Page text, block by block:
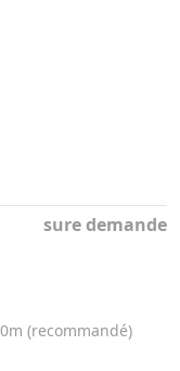
sure demande
(recommandé)